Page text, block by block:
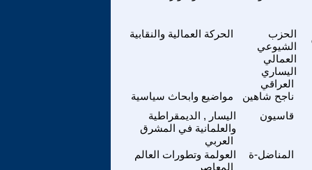
الحركة العمالية والنقابية
الحزب
الشيوعي
العمالي
اليساري
العراقي
مواضيع وابحاث سياسية
ناجح شاهين
اليسار , الديمقراطية
والعلمانية في المشرق
العربي
قاسيون
العولمة وتطورات العالم
المعاصر
المناضل-ة